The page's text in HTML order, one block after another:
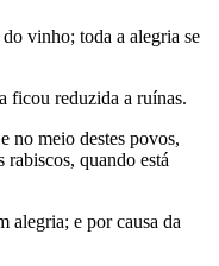
vinho; toda a alegria se
ficou reduzida a ruínas.
no meio destes povos,
quando está
alegria; e por causa da